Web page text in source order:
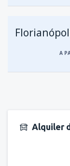
A
A
Alquiler